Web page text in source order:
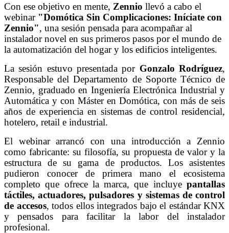
Con ese objetivo en mente, Zennio llevó a cabo el
webinar "Domótica Sin Complicaciones: Iníciate con
Zennio", una sesión pensada para acompañar al
instalador novel en sus primeros pasos por el mundo de
la automatización del hogar y los edificios inteligentes.
La sesión estuvo presentada por Gonzalo Rodríguez,
Responsable del Departamento de Soporte Técnico de
Zennio, graduado en Ingeniería Electrónica Industrial y
Automática y con Máster en Domótica, con más de seis
años de experiencia en sistemas de control residencial,
hotelero, retail e industrial.
El webinar arrancó con una introducción a Zennio
como fabricante: su filosofía, su propuesta de valor y la
estructura de su gama de productos. Los asistentes
pudieron conocer de primera mano el ecosistema
completo que ofrece la marca, que incluye pantallas
táctiles, actuadores, pulsadores y sistemas de control
de accesos, todos ellos integrados bajo el estándar KNX
y pensados para facilitar la labor del instalador
profesional.